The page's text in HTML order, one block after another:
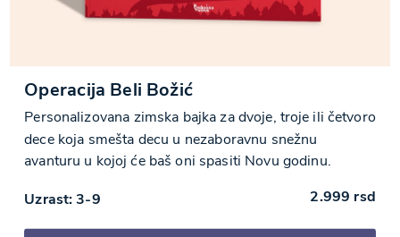
Operacija Beli Božić
Personalizovana zimska bajka za dvoje, troje ili četvoro
dece koja smešta decu u nezaboravnu snežnu
avanturu u kojoj će baš oni spasiti Novu godinu.
Uzrast: 3-9
2.999 rsd